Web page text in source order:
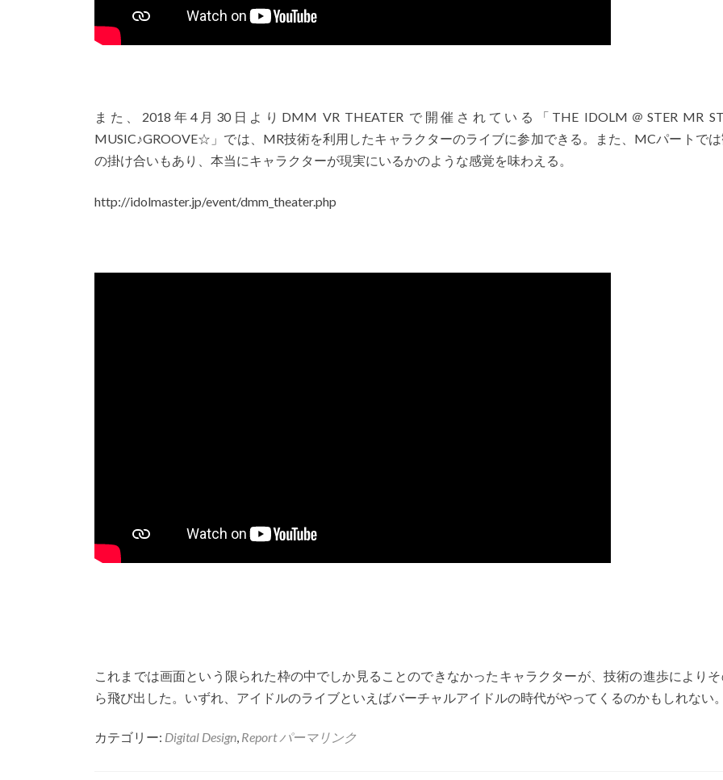
また、2018年4月30日よりDMM VR THEATER で開催されている「THE IDOLM＠STER MR
MUSIC♪GROOVE☆」では、MR技術を利用したキャラクターのライブに参加できる。また、MCパートでは
の掛け合いもあり、本当にキャラクターが現実にいるかのような感覚を味わえる。
http://idolmaster.jp/event/dmm_theater.php
これまでは画面という限られた枠の中でしか見ることのできなかったキャラクターが、技術の進歩により
ら飛び出した。いずれ、アイドルのライブといえばバーチャルアイドルの時代がやってくるのかもしれない。
カテゴリー: Digital Design, Report パーマリンク